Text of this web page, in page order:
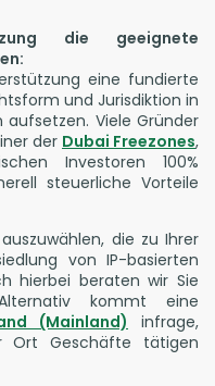
die geeignete
eine fundierte
und Jurisdiktion in
aufsetzen. Viele Gründer
der Dubai Freezones,
Investoren 100%
steuerliche Vorteile
auszuwählen, die zu Ihrer
von IP-basierten
hierbei beraten wir Sie
kommt eine
(Mainland)
infrage,
Ort Geschäfte tätigen